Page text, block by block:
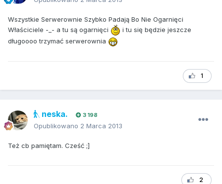
Wszystkie Serwerownie Szybko Padają Bo Nie Ogarnięci
Właściciele -_- a tu są ogarnięci
i tu się będzie jeszcze
długoooo trzymać serwerownia
1
neska. 3 198
Opublikowano 2 Marca 2013
Też cb pamiętam. Cześć ;]
2